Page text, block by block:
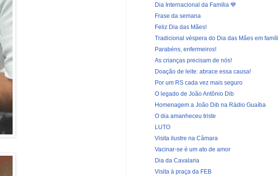
Dia Internacional da Família 💙
Frase da semana
Feliz Dia das Mães!
Tradicional véspera do Dia das Mães em
Parabéns, enfermeiros!
As crianças precisam de nós!
Doação de leite: abrace essa causa!
Por um RS cada vez mais seguro
O legado de João Antônio Dib
Homenagem a João Dib na Rádio Guaíba
O dia amanheceu triste
LUTO
Visita ilustre na Câmara
Vacinar-se é um ato de amor
Dia da Cavalaria
Visita à praça da FEB